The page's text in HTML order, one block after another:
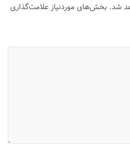
شد.بخش‌های موردنیاز علامت‌گذاری